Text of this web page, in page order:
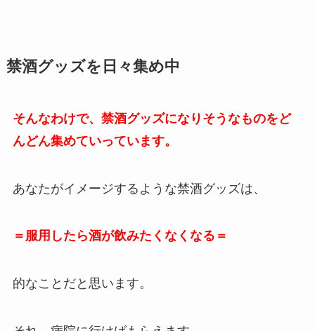
禁酒グッズを日々集め中
そんなわけで、禁酒グッズになりそうなものをど
んどん集めていっています。
あなたがイメージするような禁酒グッズは、
＝服用したら酒が飲みたくなくなる＝
的なことだと思います。